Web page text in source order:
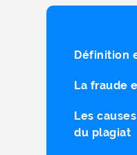
Définition
La fraude
Les
du plagiat